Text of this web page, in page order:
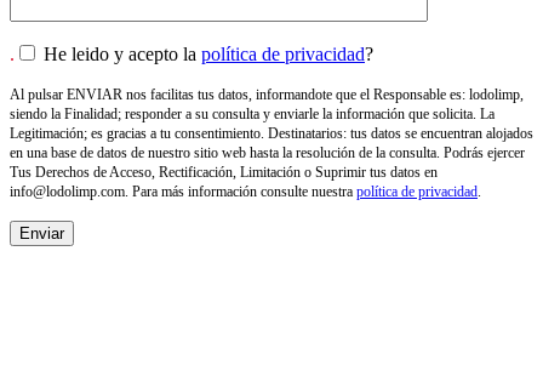
. He leido y acepto la política de privacidad?
Al pulsar ENVIAR nos facilitas tus datos, informandote que el Responsable es: lodolimp,
siendo la Finalidad; responder a su consulta y enviarle la información que solicita. La
Legitimación; es gracias a tu consentimiento. Destinatarios: tus datos se encuentran alojados
en una base de datos de nuestro sitio web hasta la resolución de la consulta. Podrás ejercer
Tus Derechos de Acceso, Rectificación, Limitación o Suprimir tus datos en
info@lodolimp.com. Para más información consulte nuestra política de privacidad.